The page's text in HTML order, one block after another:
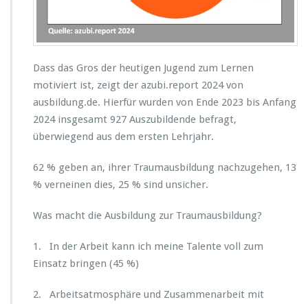
e
d
e
v
u
Dass das Gros der heutigen Jugend zum Lernen
motiviert ist, zeigt der azubi.report 2024 von
ausbildung.de. Hierfür wurden von Ende 2023 bis Anfang
2024 insgesamt 927 Auszubildende befragt,
überwiegend aus dem ersten Lehrjahr.
62 % geben an, ihrer Traumausbildung nachzugehen, 13
% verneinen dies, 25 % sind unsicher.
Was macht die Ausbildung zur Traumausbildung?
1. In der Arbeit kann ich meine Talente voll zum
Einsatz bringen (45 %)
2. Arbeitsatmosphäre und Zusammenarbeit mit